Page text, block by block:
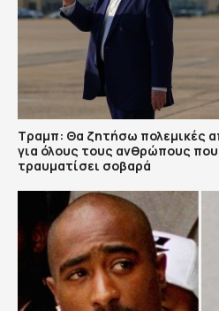
Τραμπ: Θα ζητήσω πολεμικές
για όλους τους ανθρώπους
τραυματίσει σοβαρά